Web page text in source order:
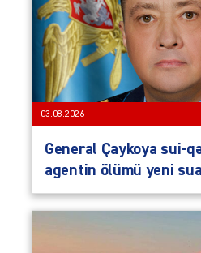
03.08.2026
General Çaykoya sui-
agentin ölümü yeni